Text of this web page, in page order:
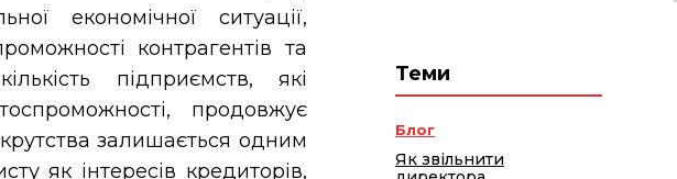
економічної ситуації,
контрагентів та
підприємств, які
продовжує
залишається одним
як інтересів кредиторів,
Теми
Блог
Як звільнити